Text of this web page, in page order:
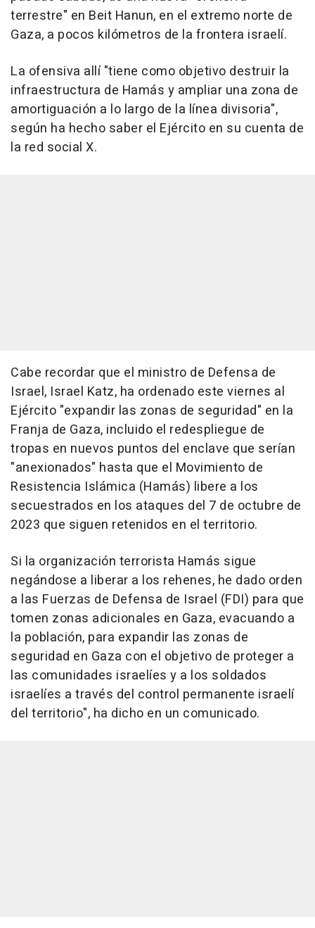
terrestre" en Beit Hanun, en el extremo norte de
Gaza, a pocos kilómetros de la frontera israelí.
La ofensiva allí "tiene como objetivo destruir la
infraestructura de Hamás y ampliar una zona de
amortiguación a lo largo de la línea divisoria",
según ha hecho saber el Ejército en su cuenta de
la red social X.
Cabe recordar que el ministro de Defensa de
Israel, Israel Katz, ha ordenado este viernes al
Ejército "expandir las zonas de seguridad" en la
Franja de Gaza, incluido el redespliegue de
tropas en nuevos puntos del enclave que serían
"anexionados" hasta que el Movimiento de
Resistencia Islámica (Hamás) libere a los
secuestrados en los ataques del 7 de octubre de
2023 que siguen retenidos en el territorio.
Si la organización terrorista Hamás sigue
negándose a liberar a los rehenes, he dado orden
a las Fuerzas de Defensa de Israel (FDI) para que
tomen zonas adicionales en Gaza, evacuando a
la población, para expandir las zonas de
seguridad en Gaza con el objetivo de proteger a
las comunidades israelíes y a los soldados
israelíes a través del control permanente israelí
del territorio", ha dicho en un comunicado.